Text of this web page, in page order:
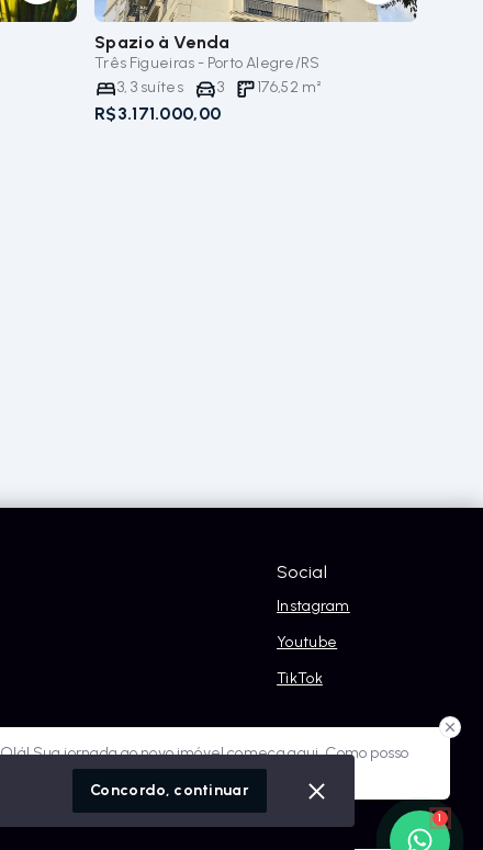
Spazio à Venda
Três Figueiras - Porto Alegre/RS
3,3 suítes 3 176,52 m²
R$3.171.000,00
Olá! Sua jornada ao novo imóvel começa aqui. Como posso
1
conosco
Social
Instagram
Youtube
TikTok
Concordo, continuar